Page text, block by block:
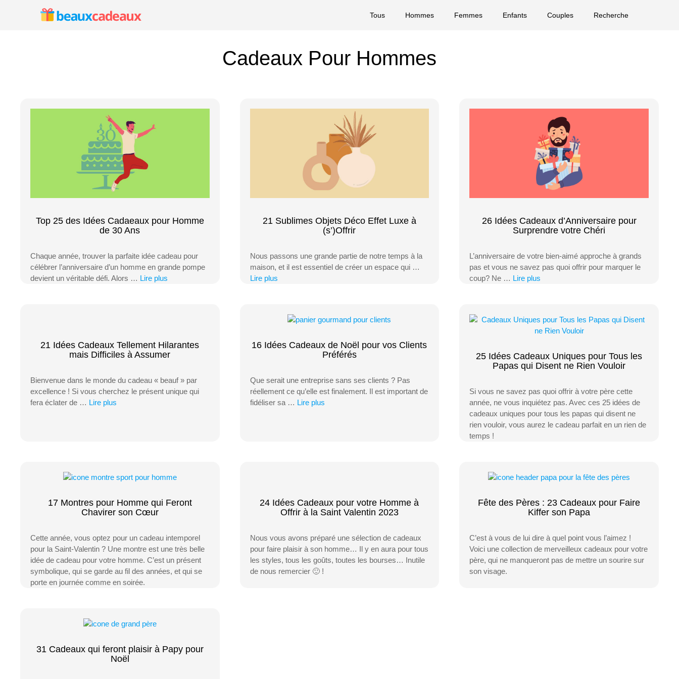
Tous Hommes Femmes Enfants Couples Recherche
Cadeaux Pour Hommes
Top 25 des Idées Cadaeaux pour Homme
de 30 Ans
Chaque année, trouver la parfaite idée cadeau pour
célébrer l’anniversaire d’un homme en grande pompe
devient un véritable défi. Alors … Lire plus
21 Sublimes Objets Déco Effet Luxe à
(s’)Offrir
Nous passons une grande partie de notre temps à la
maison, et il est essentiel de créer un espace qui …
Lire plus
26 Idées Cadeaux d’Anniversaire pour
Surprendre votre Chéri
L’anniversaire de votre bien-aimé approche à grands
pas et vous ne savez pas quoi offrir pour marquer le
coup? Ne … Lire plus
21 Idées Cadeaux Tellement Hilarantes
mais Difficiles à Assumer
Bienvenue dans le monde du cadeau « beauf » par
excellence ! Si vous cherchez le présent unique qui
fera éclater de … Lire plus
16 Idées Cadeaux de Noël pour vos Clients
Préférés
Que serait une entreprise sans ses clients ? Pas
réellement ce qu’elle est finalement. Il est important de
fidéliser sa … Lire plus
25 Idées Cadeaux Uniques pour Tous les
Papas qui Disent ne Rien Vouloir
Si vous ne savez pas quoi offrir à votre père cette
année, ne vous inquiétez pas. Avec ces 25 idées de
cadeaux uniques pour tous les papas qui disent ne
rien vouloir, vous aurez le cadeau parfait en un rien de
temps !
17 Montres pour Homme qui Feront
Chavirer son Cœur
Cette année, vous optez pour un cadeau intemporel
pour la Saint-Valentin ? Une montre est une très belle
idée de cadeau pour votre homme. C’est un présent
symbolique, qui se garde au fil des années, et qui se
porte en journée comme en soirée.
24 Idées Cadeaux pour votre Homme à
Offrir à la Saint Valentin 2023
Nous vous avons préparé une sélection de cadeaux
pour faire plaisir à son homme… Il y en aura pour tous
les styles, tous les goûts, toutes les bourses… Inutile
de nous remercier 🙂 !
Fête des Pères : 23 Cadeaux pour Faire
Kiffer son Papa
C’est à vous de lui dire à quel point vous l’aimez !
Voici une collection de merveilleux cadeaux pour votre
père, qui ne manqueront pas de mettre un sourire sur
son visage.
31 Cadeaux qui feront plaisir à Papy pour
Noël